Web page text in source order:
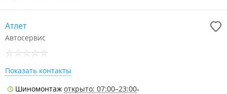
Атлет
Автосервис
Показать контакты
Шиномонтаж открыто: 07:00–23:00